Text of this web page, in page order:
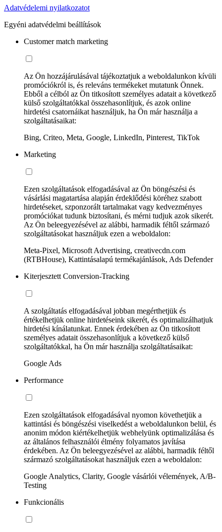
Adatvédelemi nyilatkozatot
Egyéni adatvédelmi beállítások
Customer match marketing
Az Ön hozzájárulásával tájékoztatjuk a weboldalunkon kívüli
promóciókról is, és releváns termékeket mutatunk Önnek.
Ebből a célból az Ön titkosított személyes adatait a következő
külső szolgáltatókkal összehasonlítjuk, és azok online
hirdetési csatornáikat használjuk, ha Ön már használja a
szolgáltatásaikat:
Bing, Criteo, Meta, Google, LinkedIn, Pinterest, TikTok
Marketing
Ezen szolgáltatások elfogadásával az Ön böngészési és
vásárlási magatartása alapján érdeklődési köréhez szabott
hirdetéseket, szponzorált tartalmakat vagy kedvezményes
promóciókat tudunk biztosítani, és mérni tudjuk azok sikerét.
Az Ön beleegyezésével az alábbi, harmadik féltől származó
szolgáltatásokat használjuk ezen a weboldalon:
Meta-Pixel, Microsoft Advertising, creativecdn.com
(RTBHouse), Kattintásalapú termékajánlások, Ads Defender
Kiterjesztett Conversion-Tracking
A szolgáltatás elfogadásával jobban megérthetjük és
értékelhetjük online hirdetéseink sikerét, és optimalizálhatjuk
hirdetési kínálatunkat. Ennek érdekében az Ön titkosított
személyes adatait összehasonlítjuk a következő külső
szolgáltatókkal, ha Ön már használja szolgáltatásaikat:
Google Ads
Performance
Ezen szolgáltatások elfogadásával nyomon követhetjük a
kattintási és böngészési viselkedést a weboldalunkon belül, és
anonim módon kiértékelhetjük webhelyünk optimalizálása és
az általános felhasználói élmény folyamatos javítása
érdekében. Az Ön beleegyezésével az alábbi, harmadik féltől
származó szolgáltatásokat használjuk ezen a weboldalon:
Google Analytics, Clarity, Google vásárlói vélemények, A/B-
Testing
Funkcionális